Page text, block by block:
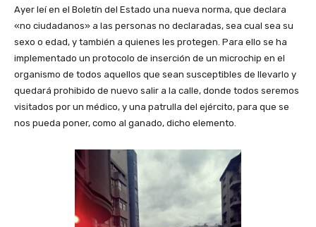
Ayer leí en el Boletín del Estado una nueva norma, que declara
«no ciudadanos» a las personas no declaradas, sea cual sea su
sexo o edad, y también a quienes les protegen. Para ello se ha
implementado un protocolo de inserción de un microchip en el
organismo de todos aquellos que sean susceptibles de llevarlo y
quedará prohibido de nuevo salir a la calle, donde todos seremos
visitados por un médico, y una patrulla del ejército, para que se
nos pueda poner, como al ganado, dicho elemento.